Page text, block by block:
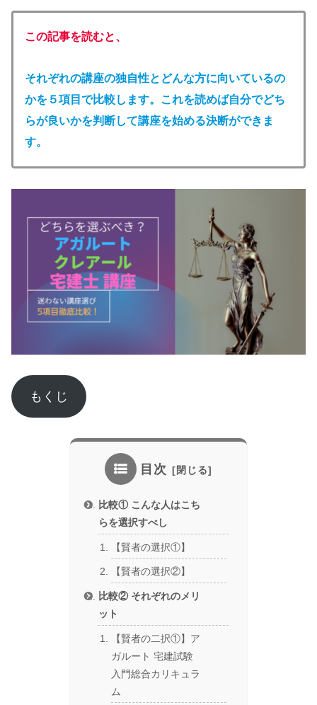
この記事を読むと、
それぞれの講座の独自性とどんな方に向いているの
かを５項目で比較します。これを読めば自分でどち
らが良いかを判断して講座を始める決断ができま
す。
もくじ
目次
比較① こんな人はこち
らを選択すべし
【賢者の選択①】
【賢者の選択②】
比較② それぞれのメリ
ット
【賢者の二択①】ア
ガルート 宅建試験
入門総合カリキュラ
ム